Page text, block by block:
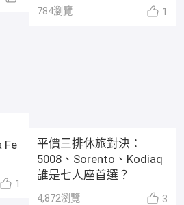
Fe
1
784瀏覽 1
平價三排休旅對決：
5008、Sorento、Kodiaq
誰是七人座首選？
4,872瀏覽 3